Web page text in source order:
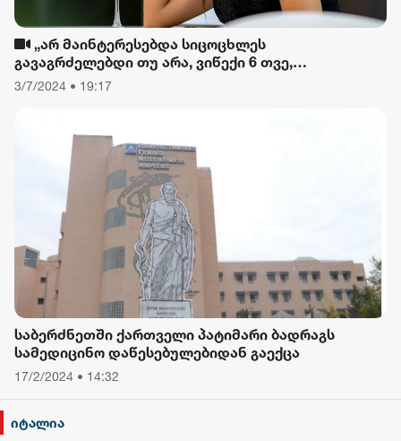
„არ მაინტერესებდა სიცოცხლეს
გავაგრძელებდი თუ არა, ვიწექი 6 თვე,
დავიწყებული მქონდა კვება, ფიზიკური მოძრაობა“
3/7/2024 • 19:17
საბერძნეთში ქართველი პატიმარი ბადრაგს
სამედიცინო დაწესებულებიდან გაექცა
17/2/2024 • 14:32
იტალია